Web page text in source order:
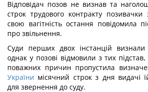
Відповідач позов не визнав та
строк трудового контракту
свою вагітність остання повідомила
про звільнення.
Суди перших двох інстанцій
однак у позові відмовили з тих
поважних причин пропустила
України місячний строк з дня видачі
для звернення до суду.